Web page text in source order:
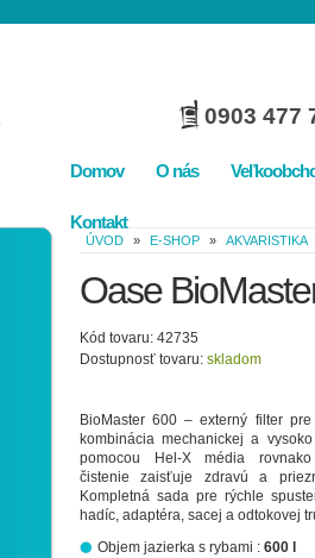
0903 477
Domov O nás
Kontakt
ÚVOD » E-SHOP » AKVARISTIKA
Oase
Kód tovaru: 42735
Dostupnosť tovaru: skladom
BioMaster 600 – externý filter
kombinácia mechanickej a
pomocou Hel-X média rovnako
čistenie zaisťuje zdravú a
Kompletná sada pre rýchle
hadíc, adaptéra, sacej a odtokovej
Objem jazierka s rybami : 600 l